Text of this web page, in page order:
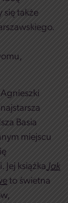
się także
Basia
miejscu
książka Jak
to świetna